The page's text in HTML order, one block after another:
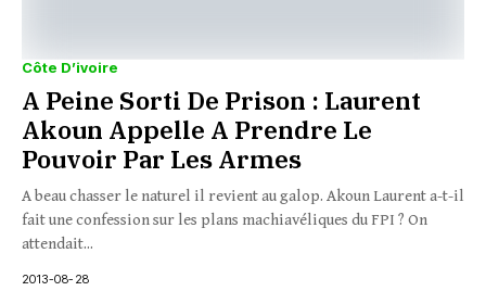
Côte D’ivoire
A Peine Sorti De Prison : Laurent
Akoun Appelle A Prendre Le
Pouvoir Par Les Armes
A beau chasser le naturel il revient au galop. Akoun Laurent a-t-il
fait une confession sur les plans machiavéliques du FPI ? On
attendait...
2013-08-28